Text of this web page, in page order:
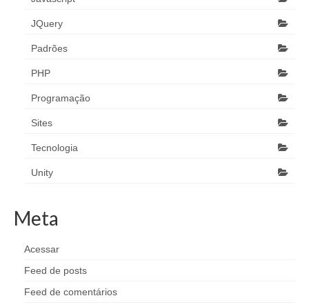
JQuery
Padrões
PHP
Programação
Sites
Tecnologia
Unity
Meta
Acessar
Feed de posts
Feed de comentários